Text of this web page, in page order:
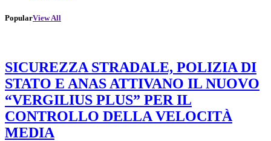
PopularView All
SICUREZZA STRADALE, POLIZIA DI
STATO E ANAS ATTIVANO IL NUOVO
“VERGILIUS PLUS” PER IL
CONTROLLO DELLA VELOCITÀ
MEDIA